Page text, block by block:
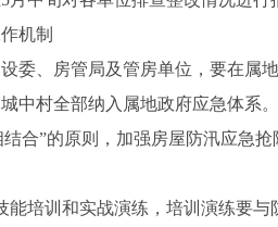
机制
委、房管局及管房单位，要在属
中村全部纳入属地政府应急体系。
合”的原则，加强房屋防汛应急
能培训和实战演练，培训演练要